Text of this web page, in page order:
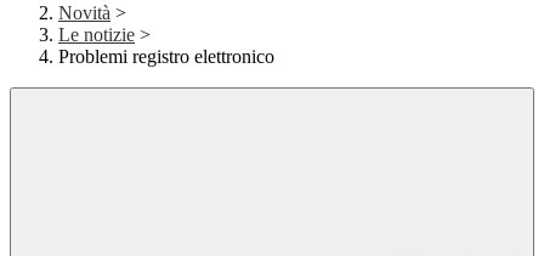
Novità >
Le notizie >
Problemi registro elettronico